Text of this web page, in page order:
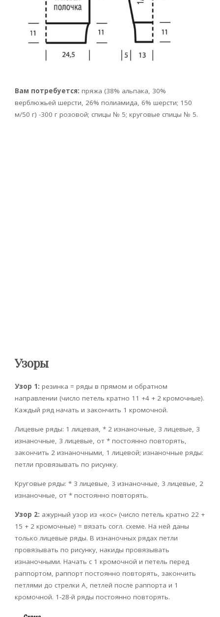
Вам потребуется: пряжа (38% альпака, 30%
верблюжьей шерсти, 26% полиамида, 6% шерсти; 150
м/50 г) -300 г розовой; спицы № 5; круговые спицы № 5.
Узоры
Узор 1: резинка = ряды в прямом и обратном
направлении (число петель кратно 11 +4 + 2 кромочные).
Каждый ряд начать и закончить 1 кромочной.
Лицевые ряды: 1 лицевая, * 2 изнаночные, 3 лицевые, 3
изнаночные, 3 лицевые, от * постоянно повторять,
закончить 2 изнаночными, 1 лицевой; изнаночные ряды:
петли провязывать по рисунку.
Круговые ряды: * 3 лицевые, 3 изнаночные, 3 лицевые, 2
изнаночные, от * постоянно повторять.
Узор 2: ажурный узор из «кос» (число петель кратно 22 +
15 + 2 кромочные) = вязать согл. схеме. На ней даны
только лицевые ряды. В изнаночных рядах петли
провязывать по рисунку, накиды провязывать
изнаночными. Начать с 1 кромочной и петель перед
раппортом, раппорт постоянно повторять, закончить
петлями до стрелки А, петлей после раппорта и 1
кромочной. 1-28-й ряды постоянно повторять.